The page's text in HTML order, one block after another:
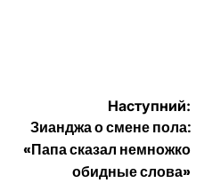
Наступний:
Зианджа о смене пола:
«Папа сказал немножко
обидные слова»